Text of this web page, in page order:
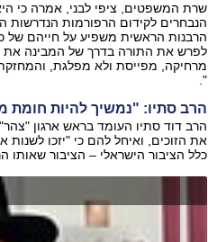
שרת המשפטים, ציפי לבני, אמרה כי
הנבחרים לקידום הרפורמות הנדרשות
הרבנות הראשית משפיע על חייהם של
לפרש את התורה בדרך של המבינה את
מרחיקה, מפייסת ולא מפלגת,
".
הרב סתיו: "נמשיך להיות חומת
הרב דוד סתיו העומד בראש ארגון
את הזוכים, ואיחל להם כי "יזכו
כלל הציבור הישראלי – הציבור שאותו